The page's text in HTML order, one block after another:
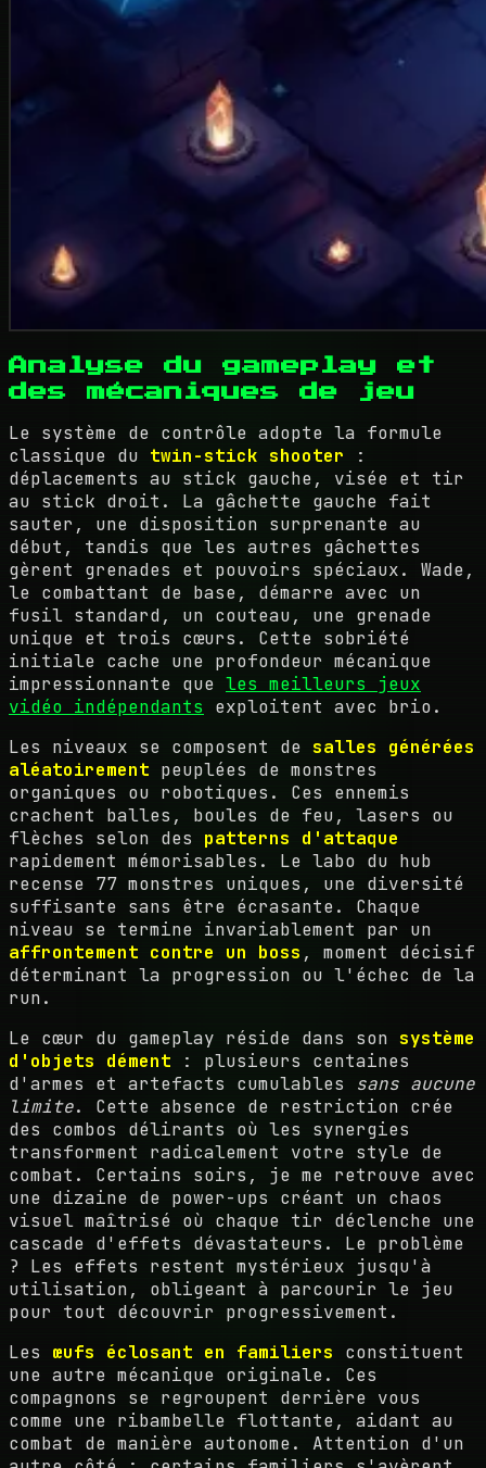
Analyse du gameplay et
des mécaniques de jeu
Le système de contrôle adopte la formule
classique du twin-stick shooter :
déplacements au stick gauche, visée et tir
au stick droit. La gâchette gauche fait
sauter, une disposition surprenante au
début, tandis que les autres gâchettes
gèrent grenades et pouvoirs spéciaux. Wade,
le combattant de base, démarre avec un
fusil standard, un couteau, une grenade
unique et trois cœurs. Cette sobriété
initiale cache une profondeur mécanique
impressionnante que les meilleurs jeux
vidéo indépendants exploitent avec brio.
Les niveaux se composent de salles générées
aléatoirement peuplées de monstres
organiques ou robotiques. Ces ennemis
crachent balles, boules de feu, lasers ou
flèches selon des patterns d'attaque
rapidement mémorisables. Le labo du hub
recense 77 monstres uniques, une diversité
suffisante sans être écrasante. Chaque
niveau se termine invariablement par un
affrontement contre un boss , moment décisif
déterminant la progression ou l'échec de la
run.
Le cœur du gameplay réside dans son système
d'objets dément : plusieurs centaines
d'armes et artefacts cumulables sans aucune
limite. Cette absence de restriction crée
des combos délirants où les synergies
transforment radicalement votre style de
combat. Certains soirs, je me retrouve avec
une dizaine de power-ups créant un chaos
visuel maîtrisé où chaque tir déclenche une
cascade d'effets dévastateurs. Le problème
? Les effets restent mystérieux jusqu'à
utilisation, obligeant à parcourir le jeu
pour tout découvrir progressivement.
Les œufs éclosant en familiers constituent
une autre mécanique originale. Ces
compagnons se regroupent derrière vous
comme une ribambelle flottante, aidant au
combat de manière autonome. Attention d'un